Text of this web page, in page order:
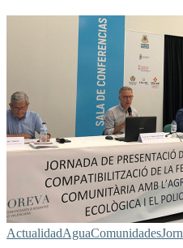
ActualidadAguaComunidades